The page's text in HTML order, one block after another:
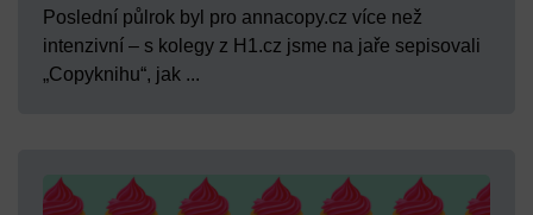
Poslední půlrok byl pro annacopy.cz více než
intenzivní – s kolegy z H1.cz jsme na jaře sepisovali
„Copyknihu“, jak ...